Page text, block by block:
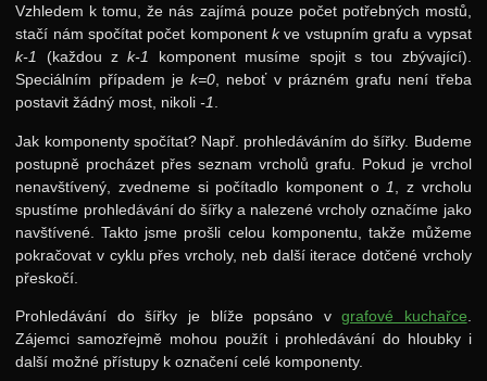
Vzhledem k tomu, že nás zajímá pouze počet potřebných mostů,
stačí nám spočítat počet komponent kve vstupním grafu a vypsat
k-1
(každou zk-1
komponent musíme spojit s tou zbývající).
Speciálním případem jek=0 , neboť v prázném grafu není třeba
postavit žádný most, nikoli-1
Jak komponenty spočítat? Např. prohledáváním do šířky. Budeme
postupně procházet přes seznam vrcholů grafu. Pokud je vrchol
nenavštívený, zvedneme si počítadlo komponent o 1
, z vrcholu
spustíme prohledávání do šířky a nalezené vrcholy označíme jako
navštívené. Takto jsme prošli celou komponentu, takže můžeme
pokračovat v cyklu přes vrcholy, neb další iterace dotčené vrcholy
přeskočí.
Prohledávání do šířky je blíže popsáno vgrafové kuchařce
Zájemci samozřejmě mohou použít i prohledávání do hloubky i
další možné přístupy k označení celé komponenty.